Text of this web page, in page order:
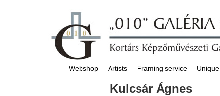
Webshop Artists Framing service
Kulcsár Ágnes